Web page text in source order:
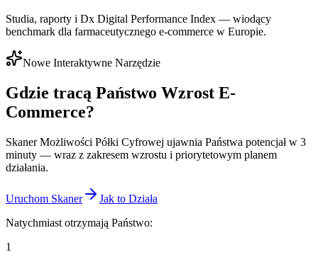
Studia, raporty i Dx Digital Performance Index — wiodący
benchmark dla farmaceutycznego e-commerce w Europie.
Nowe Interaktywne Narzędzie
Gdzie tracą Państwo Wzrost E-
Commerce?
Skaner Możliwości Półki Cyfrowej ujawnia Państwa potencjał w 3
minuty — wraz z zakresem wzrostu i priorytetowym planem
działania.
Uruchom Skaner
Jak to Działa
Natychmiast otrzymają Państwo:
1